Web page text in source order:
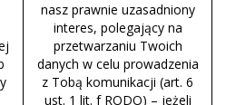
nasz prawnie uzasadniony
interes, polegający na
przetwarzaniu Twoich
danych w celu prowadzenia
z Tobą komunikacji (art. 6
ust. 1 lit. f RODO) – jeżeli